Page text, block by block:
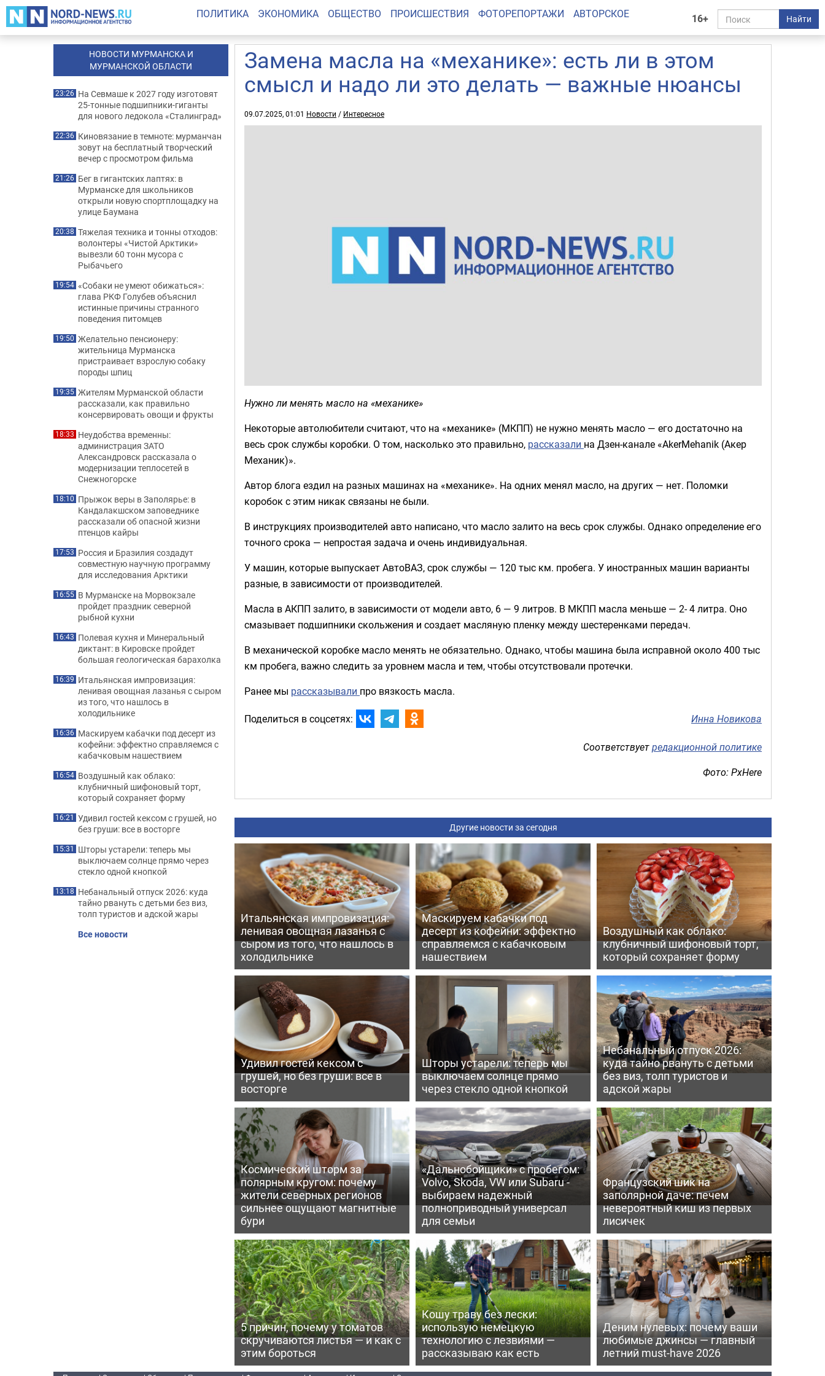
16+ Найти
ПОЛИТИКА ЭКОНОМИКА ОБЩЕСТВО ПРОИСШЕСТВИЯ ФОТОРЕПОРТАЖИ АВТОРСКОЕ
Замена масла на «механике»: есть ли в этом
смысл и надо ли это делать — важные нюансы
09.07.2025, 01:01 Новости / Интересное
Нужно ли менять масло на «механике»
Некоторые автолюбители считают, что на «механике» (МКПП) не нужно менять масло — его достаточно на
весь срок службы коробки. О том, насколько это правильно, рассказали на Дзен-канале «AkerMehanik (Акер
Механик)».
Автор блога ездил на разных машинах на «механике». На одних менял масло, на других — нет. Поломки
коробок с этим никак связаны не были.
В инструкциях производителей авто написано, что масло залито на весь срок службы. Однако определение его
точного срока — непростая задача и очень индивидуальная.
У машин, которые выпускает АвтоВАЗ, срок службы — 120 тыс км. пробега. У иностранных машин варианты
разные, в зависимости от производителей.
Масла в АКПП залито, в зависимости от модели авто, 6 — 9 литров. В МКПП масла меньше — 2- 4 литра. Оно
смазывает подшипники скольжения и создает масляную пленку между шестеренками передач.
В механической коробке масло менять не обязательно. Однако, чтобы машина была исправной около 400 тыс
км пробега, важно следить за уровнем масла и тем, чтобы отсутствовали протечки.
Ранее мы рассказывали про вязкость масла.
Поделиться в соцсетях: Инна Новикова
Соответствуетредакционной политике
Фото: PxHere
Другие новости за сегодня
Итальянская импровизация:
ленивая овощная лазанья с
сыром из того, что нашлось в
холодильнике
Маскируем кабачки под
десерт из кофейни: эффектно
справляемся с кабачковым
нашествием
Воздушный как облако:
клубничный шифоновый торт,
который сохраняет форму
Удивил гостей кексом с
грушей, но без груши: все в
восторге
Шторы устарели: теперь мы
выключаем солнце прямо
через стекло одной кнопкой
Небанальный отпуск 2026:
куда тайно рвануть с детьми
без виз, толп туристов и
адской жары
Космический шторм за
полярным кругом: почему
жители северных регионов
сильнее ощущают магнитные
бури
«Дальнобойщики» с пробегом:
Volvo, Skoda, VW или Subaru -
выбираем надежный
полноприводный универсал
для семьи
Французский шик на
заполярной даче: печем
невероятный киш из первых
лисичек
5 причин, почему у томатов
скручиваются листья — и как с
этим бороться
Кошу траву без лески:
использую немецкую
технологию с лезвиями —
рассказываю как есть
Деним нулевых: почему ваши
любимые джинсы — главный
летний must-have 2026
НОВОСТИ МУРМАНСКА И
МУРМАНСКОЙ ОБЛАСТИ
23:26 На Севмаше к 2027 году изготовят
25-тонные подшипники-гиганты
для нового ледокола «Сталинград»
22:36 Киновязание в темноте: мурманчан
зовут на бесплатный творческий
вечер с просмотром фильма
21:26 Бег в гигантских лаптях: в
Мурманске для школьников
открыли новую спортплощадку на
улице Баумана
20:38 Тяжелая техника и тонны отходов:
волонтеры «Чистой Арктики»
вывезли 60 тонн мусора с
Рыбачьего
19:54 «Собаки не умеют обижаться»:
глава РКФ Голубев объяснил
истинные причины странного
поведения питомцев
19:50 Желательно пенсионеру:
жительница Мурманска
пристраивает взрослую собаку
породы шпиц
19:35 Жителям Мурманской области
рассказали, как правильно
консервировать овощи и фрукты
18:33 Неудобства временны:
администрация ЗАТО
Александровск рассказала о
модернизации теплосетей в
Снежногорске
18:10 Прыжок веры в Заполярье: в
Кандалакшском заповеднике
рассказали об опасной жизни
птенцов кайры
17:53 Россия и Бразилия создадут
совместную научную программу
для исследования Арктики
16:55 В Мурманске на Морвокзале
пройдет праздник северной
рыбной кухни
16:43 Полевая кухня и Минеральный
диктант: в Кировске пройдет
большая геологическая барахолка
16:39 Итальянская импровизация:
ленивая овощная лазанья с сыром
из того, что нашлось в
холодильнике
16:36 Маскируем кабачки под десерт из
кофейни: эффектно справляемся с
кабачковым нашествием
16:54 Воздушный как облако:
клубничный шифоновый торт,
который сохраняет форму
16:21 Удивил гостей кексом с грушей, но
без груши: все в восторге
15:31 Шторы устарели: теперь мы
выключаем солнце прямо через
стекло одной кнопкой
13:18 Небанальный отпуск 2026: куда
тайно рвануть с детьми без виз,
толп туристов и адской жары
Все новости